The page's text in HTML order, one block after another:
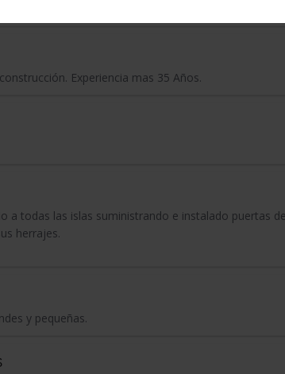
a medida
Experiencia mas 35 Años.
a todas las islas suministrando e instalado puertas
herrajes.
y pequeñas.